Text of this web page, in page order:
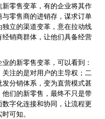
零售变革，有的企业将其作
零售商的进销存，谋求订单
立的渠道变革，意在拉动线
销商群体，让他们具备经营
的新零售变革，可以看到：
注的是对用户的主导权；二
分销体系，变为直营模式甚
们的新零售，最终不只是带
字化连接和协同，让流程更
可知。